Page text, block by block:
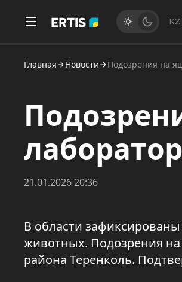
KZ
Главная Новости Подозрения на
21.01.2026 20:36
В области
животных. Подозрения на
района Теренколь.